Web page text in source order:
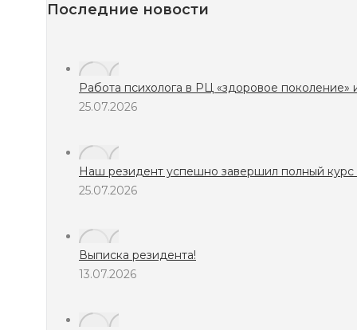
Последние новости
Работа психолога в РЦ «здоровое поколение»
25.07.2026
Наш резидент успешно завершил полный курс
25.07.2026
Выписка резидента!
13.07.2026